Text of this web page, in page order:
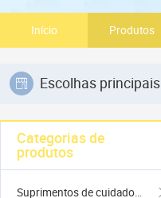
Início Produtos
Escolhas principais
Categorias de
produtos